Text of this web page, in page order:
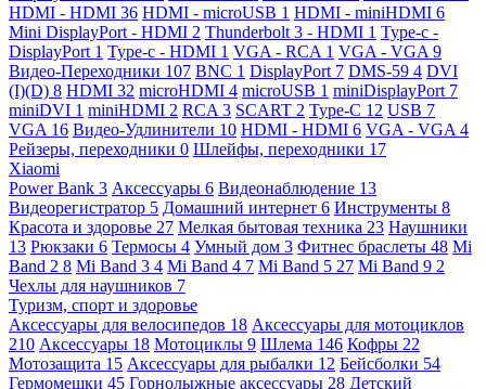
HDMI - HDMI 36 HDMI - microUSB 1 HDMI - miniHDMI 6
Mini DisplayPort - HDMI 2 Thunderbolt 3 - HDMI 1 Type-c -
DisplayPort 1 Type-c - HDMI 1 VGA - RCA 1 VGA - VGA 9
Видео-Переходники 107 BNC 1 DisplayPort 7 DMS-59 4 DVI
(I)(D) 8 HDMI 32 microHDMI 4 microUSB 1 miniDisplayPort 7
miniDVI 1 miniHDMI 2 RCA 3 SCART 2 Type-C 12 USB 7
VGA 16 Видео-Удлинители 10 HDMI - HDMI 6 VGA - VGA 4
Рейзеры, переходники 0 Шлейфы, переходники 17
Xiaomi
Power Bank 3 Аксессуары 6 Видеонаблюдение 13
Видеорегистратор 5 Домашний интернет 6 Инструменты 8
Красота и здоровье 27 Мелкая бытовая техника 23 Наушники
13 Рюкзаки 6 Термосы 4 Умный дом 3 Фитнес браслеты 48 Mi
Band 2 8 Mi Band 3 4 Mi Band 4 7 Mi Band 5 27 Mi Band 9 2
Чехлы для наушников 7
Туризм, спорт и здоровье
Аксессуары для велосипедов 18 Аксессуары для мотоциклов
210 Аксессуары 18 Мотоциклы 9 Шлема 146 Кофры 22
Мотозащита 15 Аксессуары для рыбалки 12 Бейсболки 54
Гермомешки 45 Горнолыжные аксессуары 28 Детский